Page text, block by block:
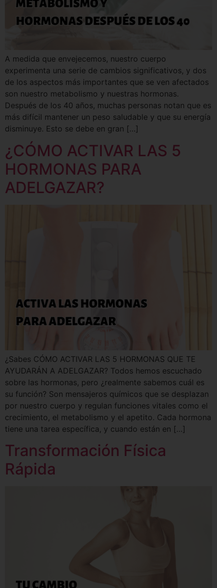
A medida que envejecemos, nuestro cuerpo
experimenta una serie de cambios significativos, y dos
de los aspectos más importantes que se ven afectados
son nuestro metabolismo y nuestras hormonas.
Después de los 40 años, muchas personas notan que es
más difícil mantener un peso saludable y que su energía
disminuye. Esto se debe en gran […]
¿CÓMO ACTIVAR LAS 5
HORMONAS PARA
ADELGAZAR?
¿Sabes CÓMO ACTIVAR LAS 5 HORMONAS QUE TE
AYUDARÁN A ADELGAZAR? Todos hemos escuchado
sobre las hormonas, pero ¿realmente sabemos cuál es
su función? Son mensajeros químicos que se desplazan
por nuestro cuerpo y regulan funciones vitales como el
crecimiento, el metabolismo y el apetito. Cada hormona
tiene una tarea específica, y cuando están en […]
Transformación Física
Rápida